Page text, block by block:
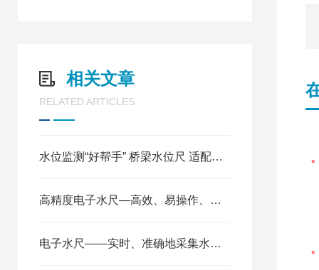
相关文章
RELATED ARTICLES
水位监测“好帮手” 桥梁水位尺 适配各类桥梁 安装简单不破坏结构
高精度电子水尺—高效、易操作、可远程监控水位2025全+境+派+送
电子水尺——实时、准确地采集水位数据远程实时监控2025全+境+派+送